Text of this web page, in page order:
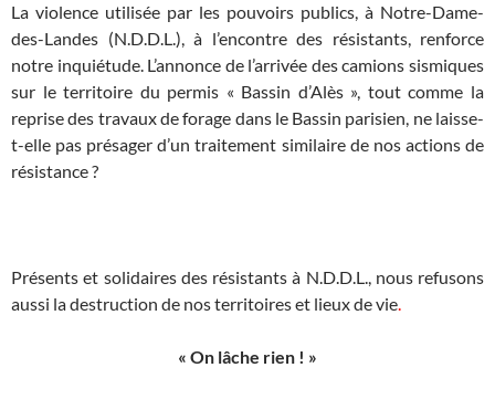
La violence utilisée par les pouvoirs publics, à Notre-Dame-
des-Landes (N.D.D.L.), à l’encontre des résistants, renforce
notre inquiétude. L’annonce de l’arrivée des camions sismiques
sur le territoire du permis « Bassin d’Alès », tout comme la
reprise des travaux de forage dans le Bassin parisien, ne laisse-
t-elle pas présager d’un traitement similaire de nos actions de
résistance ?
Présents et solidaires des résistants à N.D.D.L., nous refusons
aussi la destruction de nos territoires et lieux de vie.
« On lâche rien ! »